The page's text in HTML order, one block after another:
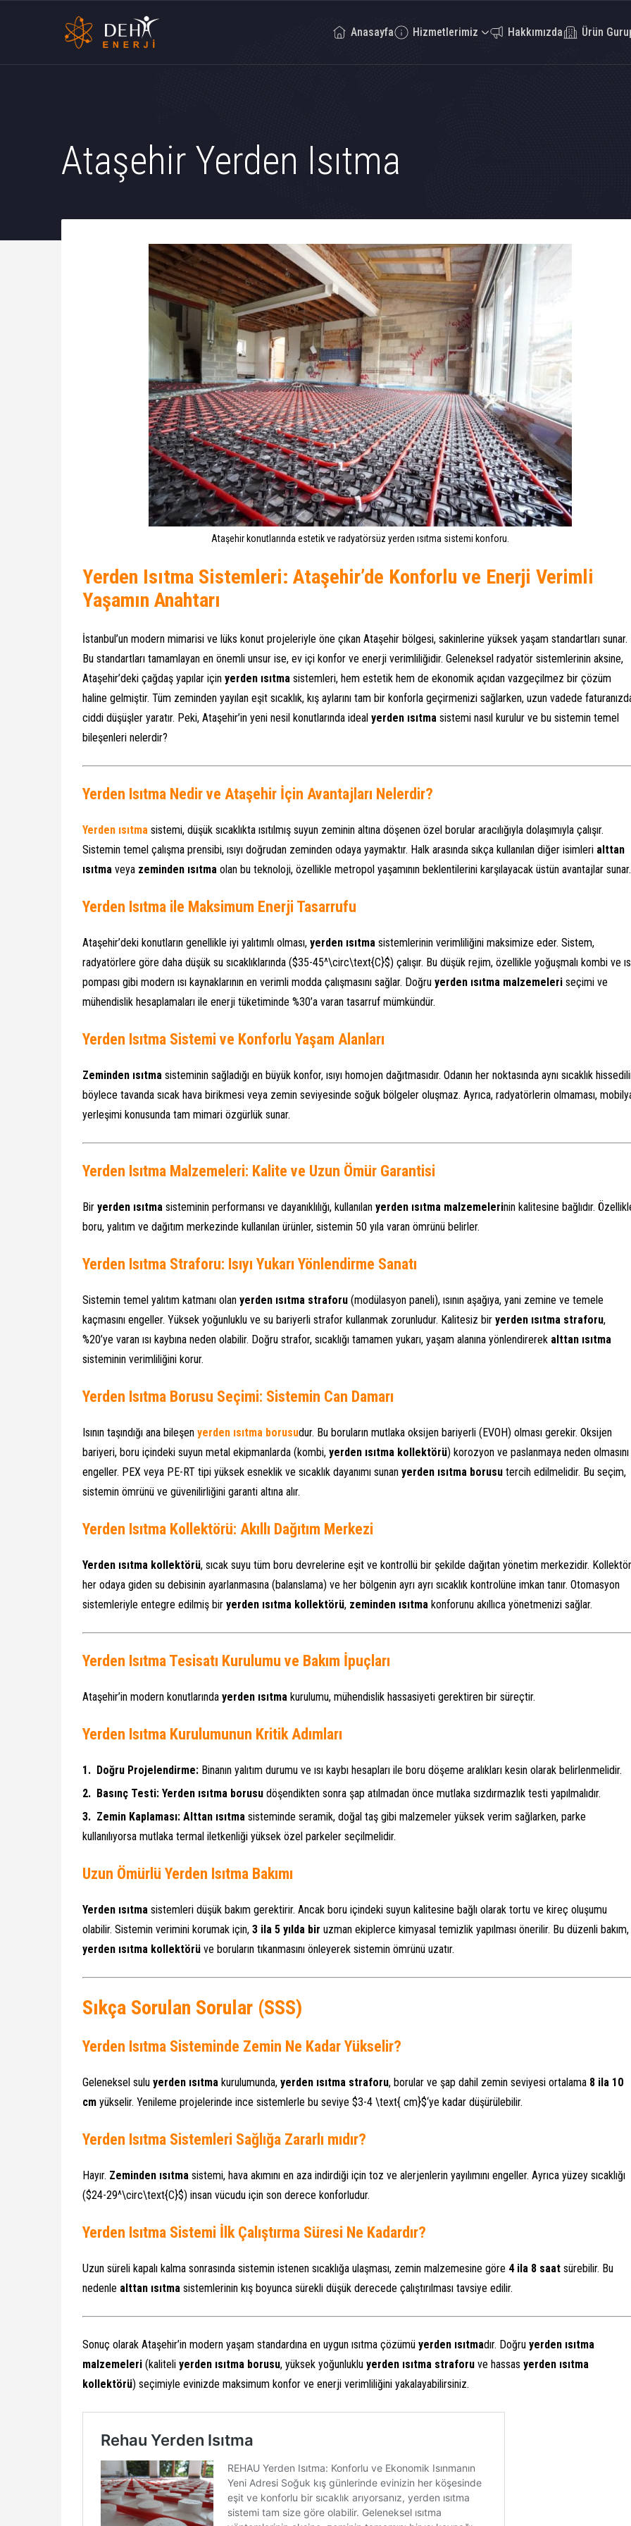
Anasayfa Hizmetlerimiz Hakkımızda Ürün
Ataşehir Yerden Isıtma
Ataşehir konutlarında estetik ve radyatörsüz yerden ısıtma sistemi konforu.
Yerden Isıtma Sistemleri: Ataşehir’de Konforlu ve Enerji Verimli
Yaşamın Anahtarı
İstanbul’un modern mimarisi ve lüks konut projeleriyle öne çıkan Ataşehir bölgesi, sakinlerine yüksek yaşam standartları sunar.
Bu standartları tamamlayan en önemli unsur ise, ev içi konfor ve enerji verimliliğidir. Geleneksel radyatör sistemlerinin aksine,
Ataşehir’deki çağdaş yapılar için yerden ısıtma sistemleri, hem estetik hem de ekonomik açıdan vazgeçilmez bir çözüm
haline gelmiştir. Tüm zeminden yayılan eşit sıcaklık, kış aylarını tam bir konforla geçirmenizi sağlarken, uzun vadede
ciddi düşüşler yaratır. Peki, Ataşehir’in yeni nesil konutlarında ideal yerden ısıtma sistemi nasıl kurulur ve bu sistemin temel
bileşenleri nelerdir?
Yerden Isıtma Nedir ve Ataşehir İçin Avantajları Nelerdir?
Yerden ısıtma sistemi, düşük sıcaklıkta ısıtılmış suyun zeminin altına döşenen özel borular aracılığıyla dolaşımıyla çalışır.
Sistemin temel çalışma prensibi, ısıyı doğrudan zeminden odaya yaymaktır. Halk arasında sıkça kullanılan diğer isimleri alttan
ısıtma veya zeminden ısıtma olan bu teknoloji, özellikle metropol yaşamının beklentilerini karşılayacak üstün avantajlar sunar.
Yerden Isıtma ile Maksimum Enerji Tasarrufu
Ataşehir’deki konutların genellikle iyi yalıtımlı olması, yerden ısıtma sistemlerinin verimliliğini maksimize eder. Sistem,
radyatörlere göre daha düşük su sıcaklıklarında ($35-45^\circ\text{C}$) çalışır. Bu düşük rejim, özellikle yoğuşmalı kombi ve
pompası gibi modern ısı kaynaklarının en verimli modda çalışmasını sağlar. Doğru yerden ısıtma malzemeleri seçimi ve
mühendislik hesaplamaları ile enerji tüketiminde %30’a varan tasarruf mümkündür.
Yerden Isıtma Sistemi ve Konforlu Yaşam Alanları
Zeminden ısıtma sisteminin sağladığı en büyük konfor, ısıyı homojen dağıtmasıdır. Odanın her noktasında aynı sıcaklık
böylece tavanda sıcak hava birikmesi veya zemin seviyesinde soğuk bölgeler oluşmaz. Ayrıca, radyatörlerin olmaması,
yerleşimi konusunda tam mimari özgürlük sunar.
Yerden Isıtma Malzemeleri: Kalite ve Uzun Ömür Garantisi
Bir yerden ısıtma sisteminin performansı ve dayanıklılığı, kullanılan yerden ısıtma malzemelerinin kalitesine bağlıdır.
boru, yalıtım ve dağıtım merkezinde kullanılan ürünler, sistemin 50 yıla varan ömrünü belirler.
Yerden Isıtma Straforu: Isıyı Yukarı Yönlendirme Sanatı
Sistemin temel yalıtım katmanı olan yerden ısıtma straforu (modülasyon paneli), ısının aşağıya, yani zemine ve temele
kaçmasını engeller. Yüksek yoğunluklu ve su bariyerli strafor kullanmak zorunludur. Kalitesiz bir yerden ısıtma straforu,
%20’ye varan ısı kaybına neden olabilir. Doğru strafor, sıcaklığı tamamen yukarı, yaşam alanına yönlendirerek alttan ısıtma
sisteminin verimliliğini korur.
Yerden Isıtma Borusu Seçimi: Sistemin Can Damarı
Isının taşındığı ana bileşen yerden ısıtma borusudur. Bu boruların mutlaka oksijen bariyerli (EVOH) olması gerekir. Oksijen
bariyeri, boru içindeki suyun metal ekipmanlarda (kombi, yerden ısıtma kollektörü) korozyon ve paslanmaya neden olmasını
engeller. PEX veya PE-RT tipi yüksek esneklik ve sıcaklık dayanımı sunan yerden ısıtma borusu tercih edilmelidir. Bu seçim,
sistemin ömrünü ve güvenilirliğini garanti altına alır.
Yerden Isıtma Kollektörü: Akıllı Dağıtım Merkezi
Yerden ısıtma kollektörü, sıcak suyu tüm boru devrelerine eşit ve kontrollü bir şekilde dağıtan yönetim merkezidir.
her odaya giden su debisinin ayarlanmasına (balanslama) ve her bölgenin ayrı ayrı sıcaklık kontrolüne imkan tanır. Otomasyon
sistemleriyle entegre edilmiş bir yerden ısıtma kollektörü, zeminden ısıtma konforunu akıllıca yönetmenizi sağlar.
Yerden Isıtma Tesisatı Kurulumu ve Bakım İpuçları
Ataşehir’in modern konutlarında yerden ısıtma kurulumu, mühendislik hassasiyeti gerektiren bir süreçtir.
Yerden Isıtma Kurulumunun Kritik Adımları
Doğru Projelendirme: Binanın yalıtım durumu ve ısı kaybı hesapları ile boru döşeme aralıkları kesin olarak belirlenmelidir.
Basınç Testi: Yerden ısıtma borusu döşendikten sonra şap atılmadan önce mutlaka sızdırmazlık testi yapılmalıdır.
Zemin Kaplaması: Alttan ısıtma sisteminde seramik, doğal taş gibi malzemeler yüksek verim sağlarken, parke
kullanılıyorsa mutlaka termal iletkenliği yüksek özel parkeler seçilmelidir.
Uzun Ömürlü Yerden Isıtma Bakımı
Yerden ısıtma sistemleri düşük bakım gerektirir. Ancak boru içindeki suyun kalitesine bağlı olarak tortu ve kireç oluşumu
olabilir. Sistemin verimini korumak için, 3 ila 5 yılda bir uzman ekiplerce kimyasal temizlik yapılması önerilir. Bu düzenli bakım,
yerden ısıtma kollektörü ve boruların tıkanmasını önleyerek sistemin ömrünü uzatır.
Sıkça Sorulan Sorular (SSS)
Yerden Isıtma Sisteminde Zemin Ne Kadar Yükselir?
Geleneksel sulu yerden ısıtma kurulumunda, yerden ısıtma straforu, borular ve şap dahil zemin seviyesi ortalama 8 ila 10
cm yükselir. Yenileme projelerinde ince sistemlerle bu seviye $3-4 \text{ cm}$‘ye kadar düşürülebilir.
Yerden Isıtma Sistemleri Sağlığa Zararlı mıdır?
Hayır. Zeminden ısıtma sistemi, hava akımını en aza indirdiği için toz ve alerjenlerin yayılımını engeller. Ayrıca yüzey sıcaklığı
($24-29^\circ\text{C}$) insan vücudu için son derece konforludur.
Yerden Isıtma Sistemi İlk Çalıştırma Süresi Ne Kadardır?
Uzun süreli kapalı kalma sonrasında sistemin istenen sıcaklığa ulaşması, zemin malzemesine göre 4 ila 8 saat sürebilir. Bu
nedenle alttan ısıtma sistemlerinin kış boyunca sürekli düşük derecede çalıştırılması tavsiye edilir.
Sonuç olarak Ataşehir’in modern yaşam standardına en uygun ısıtma çözümü yerden ısıtmadır. Doğru yerden ısıtma
malzemeleri (kaliteli yerden ısıtma borusu, yüksek yoğunluklu yerden ısıtma straforu ve hassas yerden ısıtma
kollektörü) seçimiyle evinizde maksimum konfor ve enerji verimliliğini yakalayabilirsiniz.